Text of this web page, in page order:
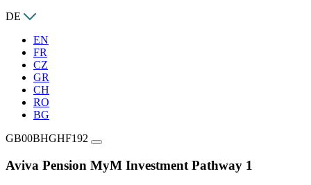
DE
EN
FR
CZ
GR
CH
RO
BG
GB00BHGHF192
Aviva Pension MyM Investment Pathway 1